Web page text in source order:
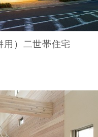
用）二世帯住宅